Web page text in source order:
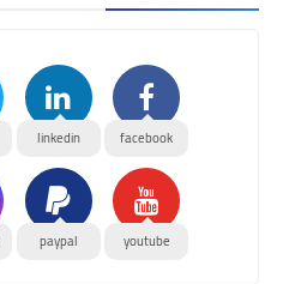
facebook
linkedin
youtube
paypal